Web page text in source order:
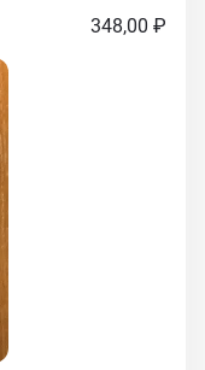
348,00 ₽